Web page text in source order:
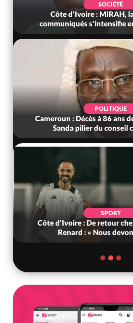
SOCIÉTÉ
Côte d'Ivoire : MIRAH,
communiqués s'intensifie
POLITIQUE
Cameroun : Décès à 86 ans
Sanda pilier du conseil
SPORT
Côte d'Ivoire : De retour
Renard : « Nous